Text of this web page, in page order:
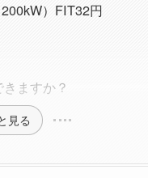
）FIT32円
ますか？
見る